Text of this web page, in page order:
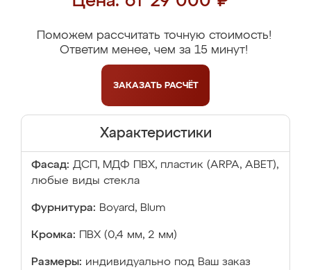
Поможем рассчитать точную стоимость!
Ответим менее, чем за 15 минут!
ЗАКАЗАТЬ РАСЧЁТ
Характеристики
Фасад: ДСП, МДФ ПВХ, пластик (ARPA, ABET),
любые виды стекла
Фурнитура: Boyard, Blum
Кромка: ПВХ (0,4 мм, 2 мм)
Размеры: индивидуально под Ваш заказ